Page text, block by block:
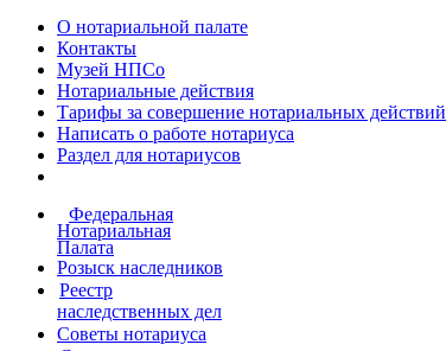
О нотариальной палате
Контакты
Музей НПСо
Нотариальные действия
Тарифы за совершение нотариальных действий
Написать о работе нотариуса
Раздел для нотариусов
Федеральная
Нотариальная
Палата
Розыск наследников
Реестр
наследственных дел
Советы нотариуса